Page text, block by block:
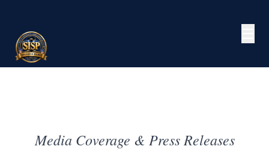
Media Coverage & Press Releases